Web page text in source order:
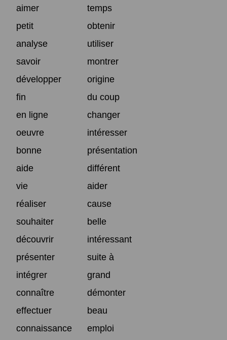
aimer
temps
petit
obtenir
analyse
utiliser
savoir
montrer
développer
origine
fin
du coup
en ligne
changer
oeuvre
intéresser
bonne
présentation
aide
différent
vie
aider
réaliser
cause
souhaiter
belle
découvrir
intéressant
présenter
suite à
intégrer
grand
connaître
démonter
effectuer
beau
connaissance
emploi